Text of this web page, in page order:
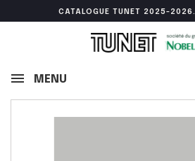
CATALOGUE TUNET 2025-2026.
MENU